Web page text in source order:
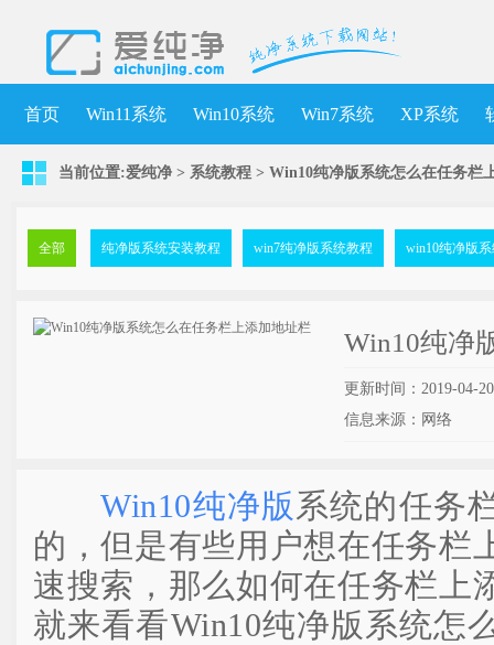
首页 Win11系统 Win10系统 Win7系统 XP系统
当前位置:爱纯净 > 系统教程 > Win10纯净版系统怎么在任务栏
全部 纯净版系统安装教程 win7纯净版系统教程 win10纯净版
Win10纯净
更新时间：2019-04-20
信息来源：网络
Win10纯净版 系统的任务
的，但是有些用户想在任务栏
速搜索，那么如何在任务栏上
就来看看Win10纯净版系统怎